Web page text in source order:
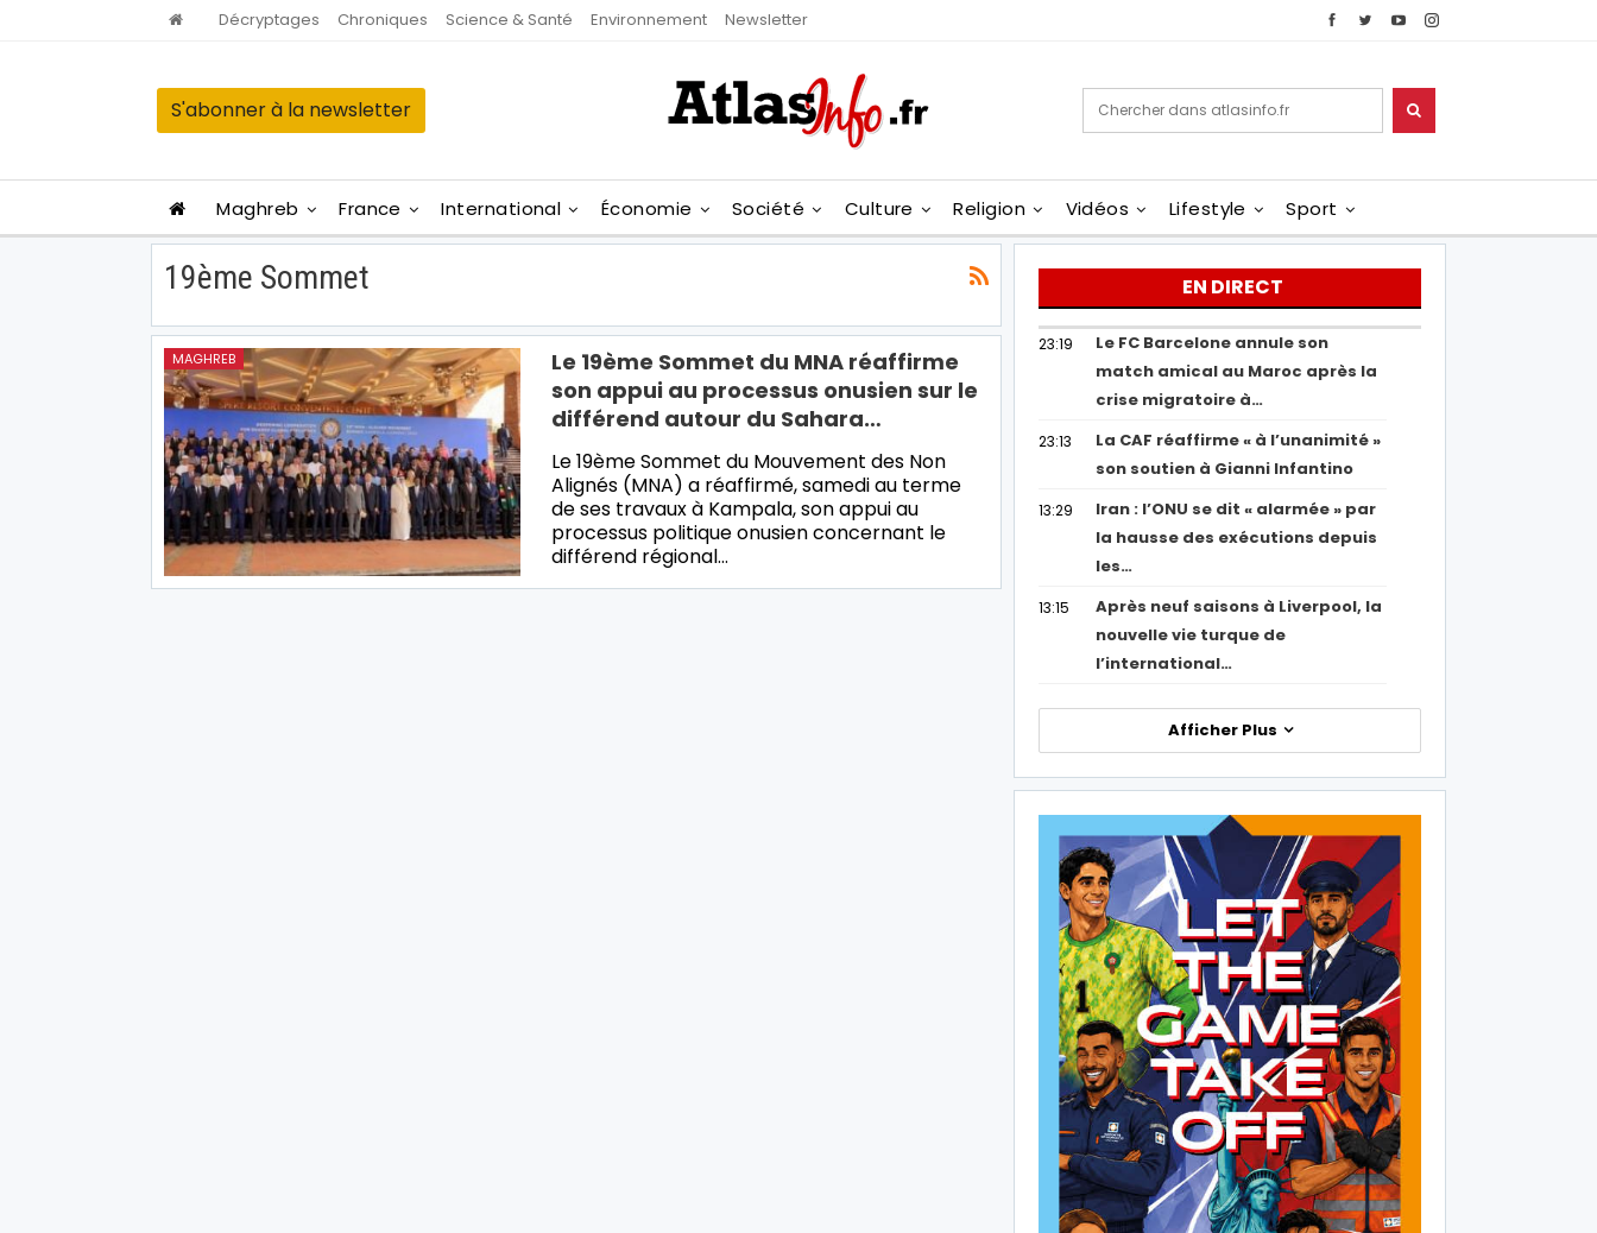
Décryptages Chroniques Science & Santé Environnement Newsletter
S'abonner à la newsletter
Maghreb France International Économie Société Culture Religion Vidéos Lifestyle Sport
19ème Sommet
MAGHREB
Le 19ème Sommet du MNA réaffirme
son appui au processus onusien sur le
différend autour du Sahara…
Le 19ème Sommet du Mouvement des Non
Alignés (MNA) a réaffirmé, samedi au terme
de ses travaux à Kampala, son appui au
processus politique onusien concernant le
différend régional…
EN DIRECT
23:19
Le FC Barcelone annule son
match amical au Maroc après la
crise migratoire à…
23:13
La CAF réaffirme « à l’unanimité »
son soutien à Gianni Infantino
13:29
Iran : l’ONU se dit « alarmée » par
la hausse des exécutions depuis
les…
13:15
Après neuf saisons à Liverpool, la
nouvelle vie turque de
l’international…
Afficher Plus